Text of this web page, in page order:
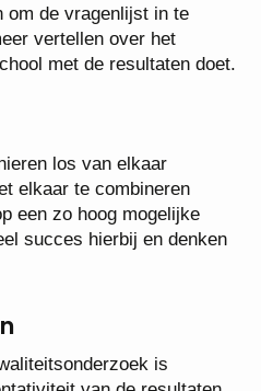
om de vragenlijst in te
vertellen over het
met de resultaten doet.
los van elkaar
elkaar te combineren
een zo hoog mogelijke
succes hierbij en denken
is